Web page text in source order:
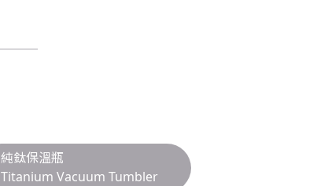
純鈦保溫瓶
Titanium Vacuum Tumbler